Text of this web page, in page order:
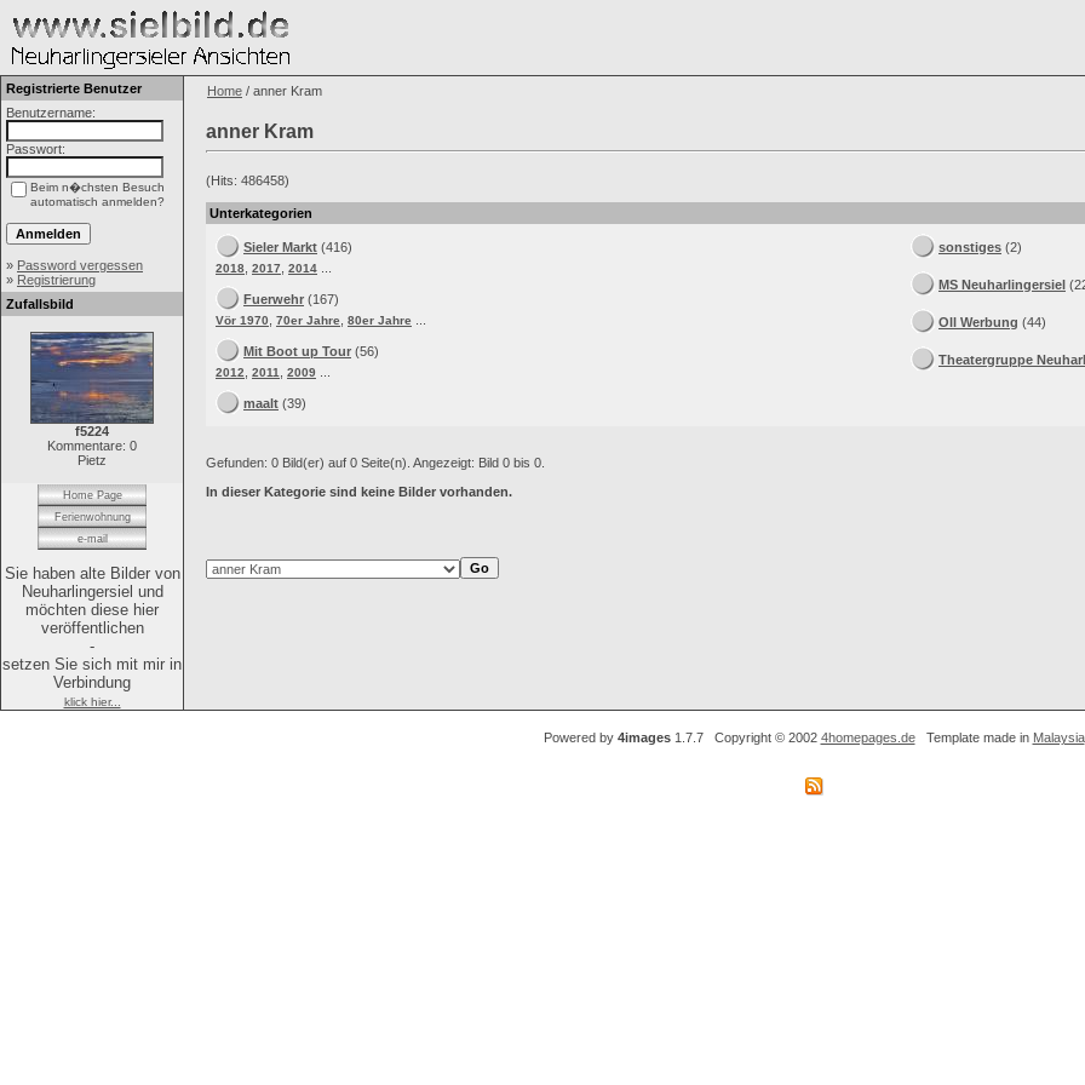
Registrierte Benutzer
Benutzername:
Passwort:
Beim n�chsten Besuch
automatisch anmelden?
» Password vergessen
» Registrierung
Zufallsbild
f5224
Kommentare: 0
Pietz
Home Page
Ferienwohnung
e-mail
Sie haben alte Bilder von
Neuharlingersiel und
möchten diese hier
veröffentlichen
-
setzen Sie sich mit mir in
Verbindung
klick hier...
Home / anner Kram
anner Kram
(Hits: 486458)
Unterkategorien
Sieler Markt (416)
2018 2017 2014
Fuerwehr (167)
Vör 1970 70er Jahre 80er Jahre
Mit Boot up Tour (56)
2012 2011 2009
maalt (39)
sonstiges (2)
MS Neuharlingersiel
Oll Werbung (44)
Theatergruppe
Gefunden: 0 Bild(er) auf 0 Seite(n). Angezeigt: Bild 0 bis 0.
In dieser Kategorie sind keine Bilder vorhanden.
Powered by 4images1.7.7 Copyright © 2002 4homepages.deTemplate made in Malaysia